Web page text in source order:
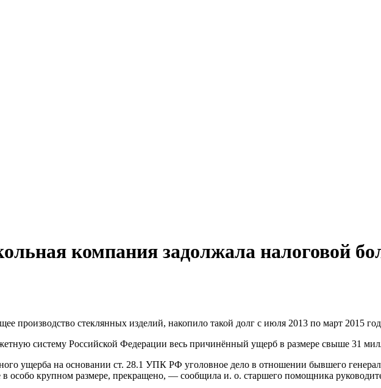
компания задолжала налоговой
производство стеклянных изделий, накопило такой долг с июля 2013 по март 2015
систему Российской Федерации весь причинённый ущерб в размере свыше 31
ущерба на основании ст. 28.1 УПК РФ уголовное дело в отношении бывшего
в особо крупном размере, прекращено, — сообщила и. о. старшего помощника